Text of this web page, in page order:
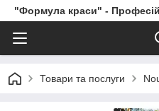
"Формула краси" -
Товари та послуги